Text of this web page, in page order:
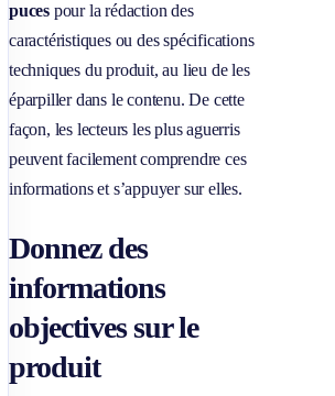
pucespour la rédaction des
caractéristiques ou des spécifications
techniques du produit, au lieu de les
éparpiller dans le contenu. De cette
façon, les lecteurs les plus aguerris
peuvent facilement comprendre ces
informations et s’appuyer sur elles.
Donnez des
informations
objectives sur le
produit